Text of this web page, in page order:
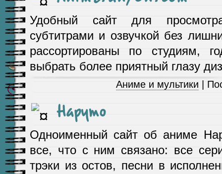
Удобный сайт для
субтитрами и озвучкой без
рассортированы по студиям,
выбрать более приятный глазу
Аниме и мультики |
Наруто
Одноименный сайт об аниме
все, что с ним связано: все
трэки из остов, песни в